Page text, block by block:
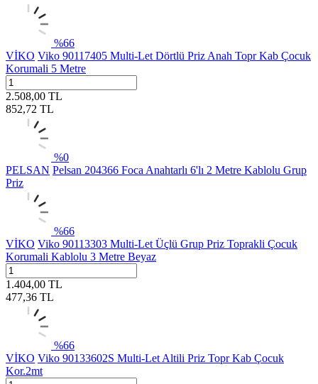
%66
VİKO Viko 90117405 Multi-Let Dörtlü Priz Anah Topr Kab Çocuk
Korumali 5 Metre
2.508,00 TL
852,72 TL
%0
PELSAN Pelsan 204366 Foca Anahtarlı 6'lı 2 Metre Kablolu Grup
Priz
%66
VİKO Viko 90113303 Multi-Let Üçlü Grup Priz Toprakli Çocuk
Korumali Kablolu 3 Metre Beyaz
1.404,00 TL
477,36 TL
%66
VİKO Viko 90133602S Multi-Let Altili Priz Topr Kab Çocuk
Kor.2mt